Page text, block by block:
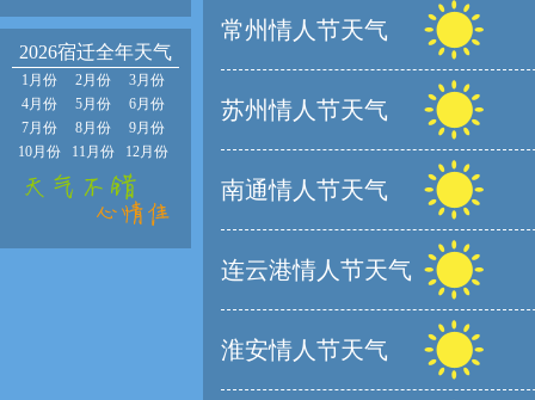
2026宿迁全年天气
1月份 2月份
3月份
4月份
5月份
6月份
7月份
8月份
9月份
10月份
11月份 12月份
常州情人节天气
苏州情人节天气
南通情人节天气
连云港情人节天气
淮安情人节天气